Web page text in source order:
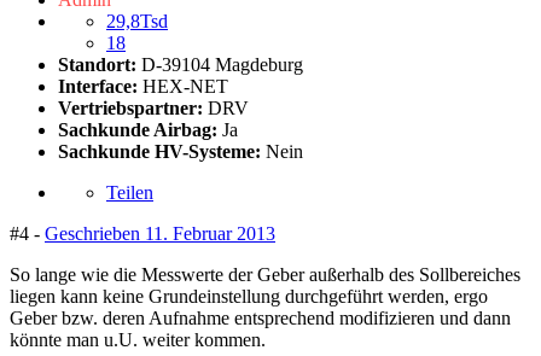
29,8Tsd
18
Standort: D-39104 Magdeburg
Interface: HEX-NET
Vertriebspartner: DRV
Sachkunde Airbag: Ja
Sachkunde HV-Systeme: Nein
Teilen
#4 - Geschrieben 11. Februar 2013
So lange wie die Messwerte der Geber außerhalb des Sollbereiches
liegen kann keine Grundeinstellung durchgeführt werden, ergo
Geber bzw. deren Aufnahme entsprechend modifizieren und dann
könnte man u.U. weiter kommen.